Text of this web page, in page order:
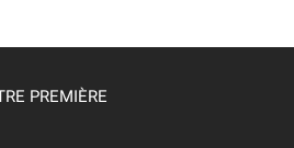
PREMIÈRE